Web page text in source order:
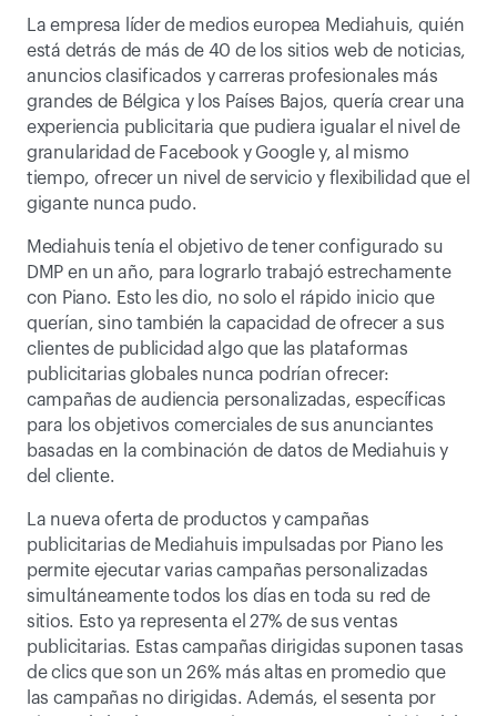
La empresa líder de medios europea Mediahuis, quién
está detrás de más de 40 de los sitios web de noticias,
anuncios clasificados y carreras profesionales más
grandes de Bélgica y los Países Bajos, quería crear una
experiencia publicitaria que pudiera igualar el nivel de
granularidad de Facebook y Google y, al mismo
tiempo, ofrecer un nivel de servicio y flexibilidad que el
gigante nunca pudo.
Mediahuis tenía el objetivo de tener configurado su
DMP en un año, para lograrlo trabajó estrechamente
con Piano. Esto les dio, no solo el rápido inicio que
querían, sino también la capacidad de ofrecer a sus
clientes de publicidad algo que las plataformas
publicitarias globales nunca podrían ofrecer:
campañas de audiencia personalizadas, específicas
para los objetivos comerciales de sus anunciantes
basadas en la combinación de datos de Mediahuis y
del cliente.
La nueva oferta de productos y campañas
publicitarias de Mediahuis impulsadas por Piano les
permite ejecutar varias campañas personalizadas
simultáneamente todos los días en toda su red de
sitios. Esto ya representa el 27% de sus ventas
publicitarias. Estas campañas dirigidas suponen tasas
de clics que son un 26% más altas en promedio que
las campañas no dirigidas. Además, el sesenta por